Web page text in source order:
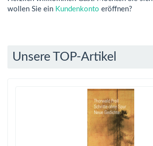
wollen Sie ein Kundenkonto eröffnen?
Unsere TOP-Artikel